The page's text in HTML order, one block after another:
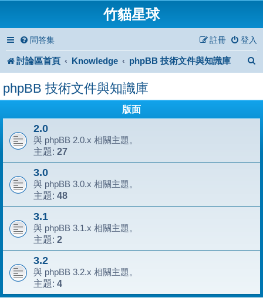
竹貓星球
問答集 登入
註冊
討論區首頁 Knowledge phpBB 技術文件與知識庫
phpBB 技術文件與知識庫
版面
2.0
與 phpBB 2.0.x 相關主題。
主題: 27
3.0
與 phpBB 3.0.x 相關主題。
主題: 48
3.1
與 phpBB 3.1.x 相關主題。
主題: 2
3.2
與 phpBB 3.2.x 相關主題。
主題: 4